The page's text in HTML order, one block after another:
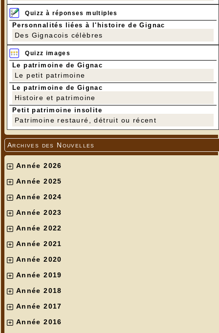
Quizz à réponses multiples
Personnalités liées à l'histoire de Gignac
Des Gignacois célèbres
Quizz images
Le patrimoine de Gignac
Le petit patrimoine
Le patrimoine de Gignac
Histoire et patrimoine
Petit patrimoine insolite
Patrimoine restauré, détruit ou récent
Archives des Nouvelles
Année 2026
Année 2025
Année 2024
Année 2023
Année 2022
Année 2021
Année 2020
Année 2019
Année 2018
Année 2017
Année 2016